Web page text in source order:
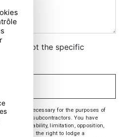
I accept the specific
are necessary for the purposes of
and its subcontractors. You have
portability, limitation, opposition,
time and the right to lodge a